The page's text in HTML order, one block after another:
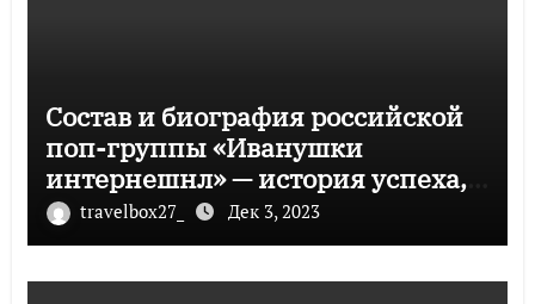
Состав и биография российской
поп-группы «Иванушки
интернешнл» — история успеха,
музыка и судьбы участников
travelbox27_ Дек 3, 2023